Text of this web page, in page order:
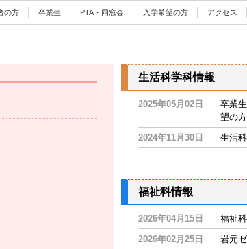
の方 卒業生 PTA・同窓会 入学希望の方 アクセス
生活科学科情報
2025年05月02日
卒業
望の
2024年11月30日
生活
福祉科情報
2026年04月15日
福祉
2026年02月25日
岩元